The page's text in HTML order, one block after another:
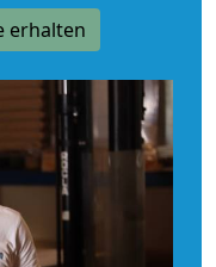
erhalten